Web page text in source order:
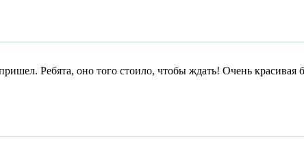
Ребята, оно того стоило, чтобы ждать! Очень